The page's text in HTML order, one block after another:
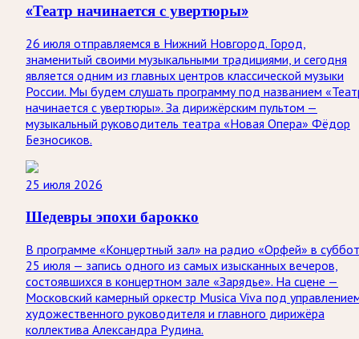
«Театр начинается с увертюры»
26 июля отправляемся в Нижний Новгород. Город,
знаменитый своими музыкальными традициями, и сегодня
является одним из главных центров классической музыки
России. Мы будем слушать программу под названием
начинается с увертюры». За дирижёрским пультом —
музыкальный руководитель театра «Новая Опера» Фёдор
Безносиков.
25 июля 2026
Шедевры эпохи барокко
В программе «Концертный зал» на радио «Орфей» в
25 июля — запись одного из самых изысканных вечеров,
состоявшихся в концертном зале «Зарядье». На сцене —
Московский камерный оркестр Musica Viva под
художественного руководителя и главного дирижёра
коллектива Александра Рудина.